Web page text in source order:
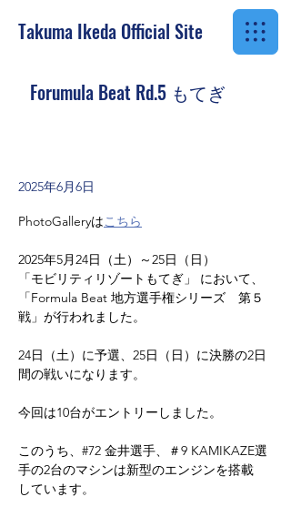
Takuma Ikeda Official Site
Forumula Beat Rd.5 もてぎ
2025年6月6日
PhotoGalleryはこちら
2025年5月24日（土）～25日（日）
「モビリティリゾートもてぎ」 において、
「Formula Beat 地方選手権シリーズ　第５
戦」が行われました。
24日（土）に予選、25日（日）に決勝の2日
間の戦いになります。
今回は10台がエントリーしました。
このうち、#72 金井選手、＃9 KAMIKAZE選
手の2台のマシンは新型のエンジンを搭載
しています。